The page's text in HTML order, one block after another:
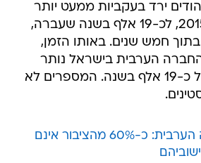
ירד בעקביות ממעט יותר
מ-27 אלף בשנת 2015, לכ-19 אלף בשנה שעברה,
צניחה של כ-30% בתוך חמש שנים. באותו הזמן,
הערבית בישראל נותר
כמעט ללא שינוי, על כ-19 אלף בשנה. המספרים לא
האלימות בחברה הערבית: כ-60% מהציבור אינם